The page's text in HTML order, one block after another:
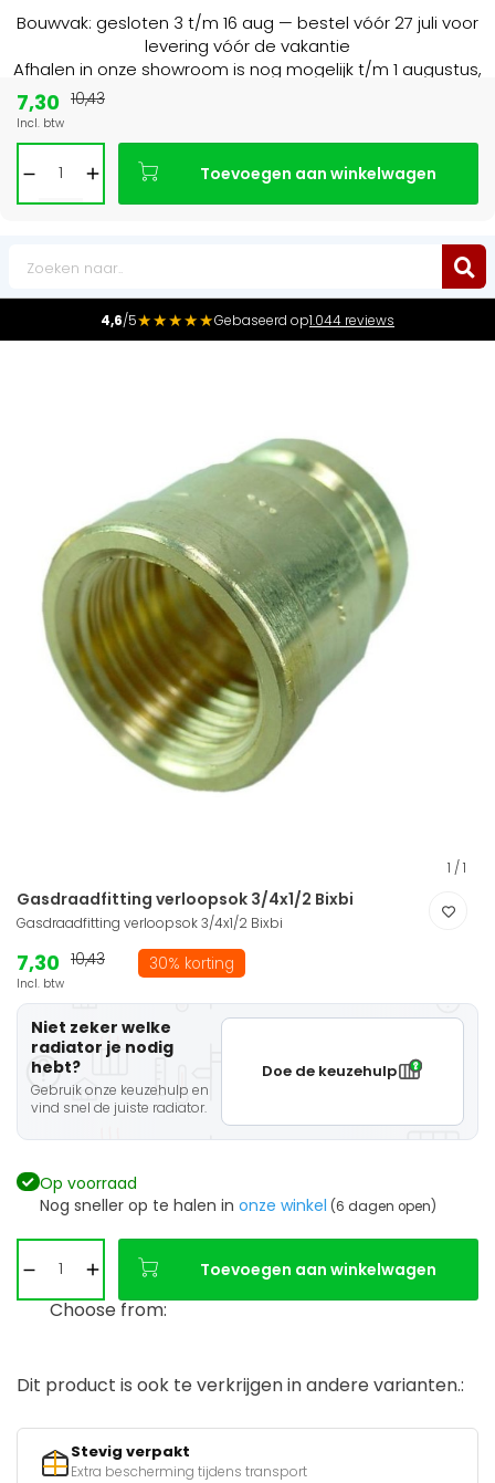
Bouwvak: gesloten 3 t/m 16 aug — bestel vóór 27 juli voor
levering vóór de vakantie
Afhalen in onze showroom is nog mogelijk t/m 1 augustus,
4,6/5★★★★★Gebaseerd op1.044 reviews
1 / 1
Gasdraadfitting verloopsok 3/4x1/2 Bixbi
Gasdraadfitting verloopsok 3/4x1/2 Bixbi
7,30
Incl. btw
10,43 30% korting
Niet zeker welke
radiator je nodig
hebt?
Gebruik onze keuzehulp en
vind snel de juiste radiator.
Doe de keuzehulp
Op voorraad
Nog sneller op te halen in onze winkel (6 dagen open)
Toevoegen aan winkelwagen
7,30
Incl. btw
10,43
Toevoegen aan winkelwagen
Choose from:
Dit product is ook te verkrijgen in andere varianten.:
Stevig verpakt
Extra bescherming tijdens transport